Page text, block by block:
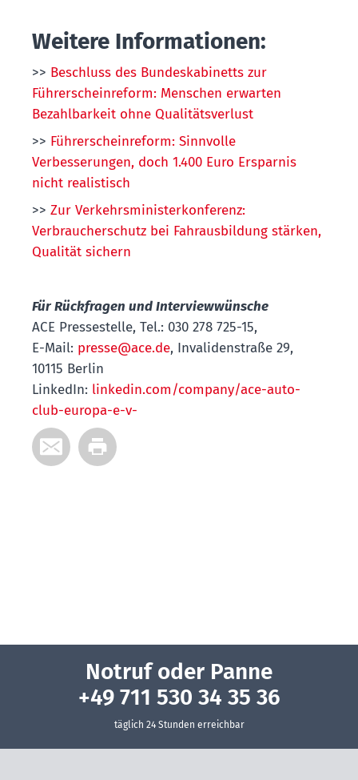
Weitere Informationen:
>> Beschluss des Bundeskabinetts zur
Führerscheinreform: Menschen erwarten
Bezahlbarkeit ohne Qualitätsverlust
>> Führerscheinreform: Sinnvolle
Verbesserungen, doch 1.400 Euro Ersparnis
nicht realistisch
>> Zur Verkehrsministerkonferenz:
Verbraucherschutz bei Fahrausbildung stärken,
Qualität sichern
Für Rückfragen und Interviewwünsche
ACE Pressestelle, Tel.: 030 278 725-15,
E-Mail: presse@ace.de, Invalidenstraße 29,
10115 Berlin
LinkedIn: linkedin.com/company/ace-auto-
club-europa-e-v-
Notruf oder Panne
+49 711 530 34 35 36
täglich 24 Stunden erreichbar